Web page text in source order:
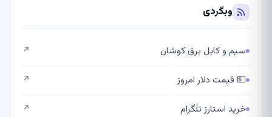
وبگردی
سیم و کابل برق کوشان ↗
💵 قیمت دلار امروز ↗
خرید استارز تلگرام ↗